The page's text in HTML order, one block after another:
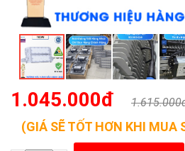
1.045.000đ
(GIÁ SẼ TỐT HƠN KHI MUA